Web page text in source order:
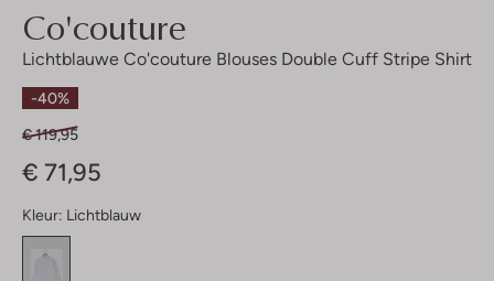
Co'couture
Lichtblauwe Co'couture Blouses Double Cuff Stripe Shirt
-40%
€ 119,95
€ 71,95
Kleur: Lichtblauw